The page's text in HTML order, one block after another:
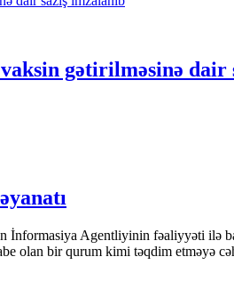
gətirilməsinə dair
İnformasiya Agentliyinin fəaliyyəti
olan bir qurum kimi təqdim etməyə